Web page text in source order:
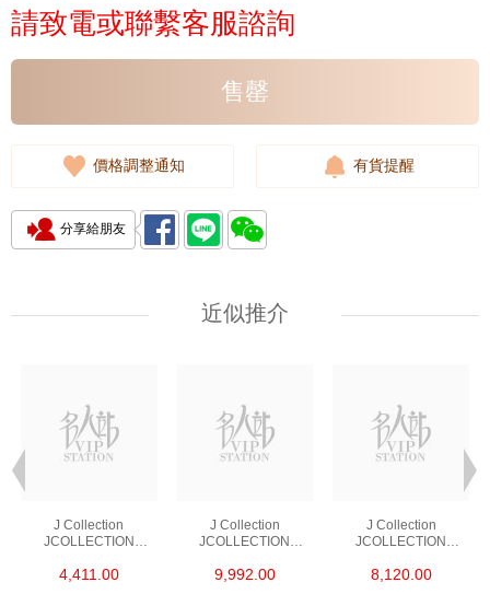
請致電或聯繫客服諮詢
售罄
價格調整通知 有貨提醒
分享給朋友
近似推介
J Collection
JCOLLECTION
RDDI 0.48 CT18KR
4,411.00
J Collection
JCOLLECTION
RDDI 1.34 CT18KW
9,992.00
J Collection
JCOLLECTION
W/DIAMOND 7
8,120.00